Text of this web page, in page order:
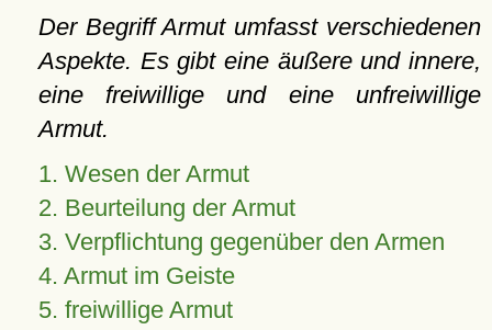
Der Begriff Armut umfasst verschiedenen
Aspekte. Es gibt eine äußere und innere,
eine freiwillige und eine unfreiwillige
Armut.
1. Wesen der Armut
2. Beurteilung der Armut
3. Verpflichtung gegenüber den Armen
4. Armut im Geiste
5. freiwillige Armut